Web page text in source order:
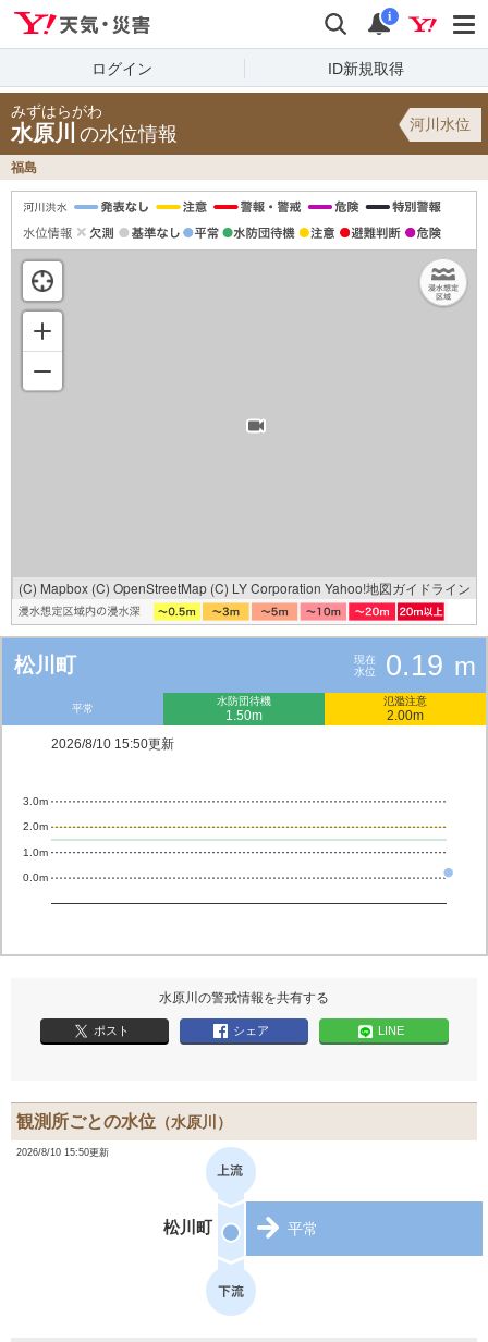
検索 通知
i
ログイン ID新規取得
みずはらがわ
水原川 の水位情報 河川水位
福島
(C) Mapbox (C) OpenStreetMap (C) LY Corporation Yahoo!地図ガイドライン
松川町
現在
水位
0.19 m
平常
水防団待機
1.50m
氾濫注意
2.00m
2026/8/10 15:50更新
0.0m
1.0m
2.0m
3.0m
水原川の警戒情報を共有する
ポスト シェア LINE
観測所ごとの水位 （水原川）
2026/8/10 15:50更新
松川町 平常